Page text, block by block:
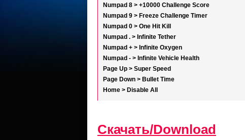
Numpad 8 > +10000 Challenge Score
Numpad 9 > Freeze Challenge Timer
Numpad 0 > One Hit Kill
Numpad . > Infinite Tether
Numpad + > Infinite Oxygen
Numpad - > Infinite Vehicle Health
Page Up > Super Speed
Page Down > Bullet Time
Home > Disable All
Скачать/Download